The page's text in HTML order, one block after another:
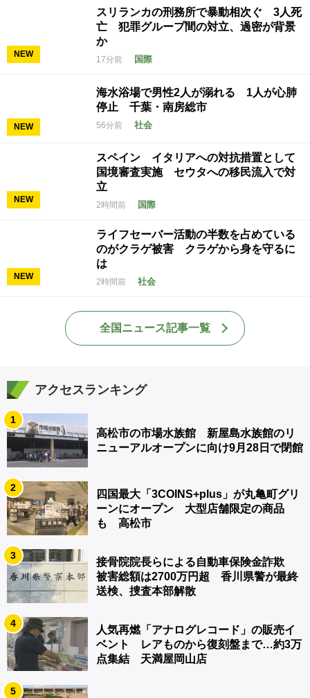
NEW
スリランカの刑務所で暴動相次ぐ 3人死
亡 犯罪グループ間の対立、過密が背景
か
17分前 国際
NEW
海水浴場で男性2人が溺れる 1人が心肺
停止 千葉・南房総市
56分前 社会
NEW
スペイン イタリアへの対抗措置として
国境審査実施 セウタへの移民流入で対
立
2時間前 国際
NEW
ライフセーバー活動の半数を占めている
のがクラゲ被害 クラゲから身を守るに
は
2時間前 社会
全国ニュース記事一覧
アクセスランキング
1
高松市の市場水族館 新屋島水族館のリ
ニューアルオープンに向け9月28日で閉館
2
四国最大「3COINS+plus」が丸亀町グリ
ーンにオープン 大型店舗限定の商品
も 高松市
3
接骨院院長らによる自動車保険金詐欺
被害総額は2700万円超 香川県警が最終
送検、捜査本部解散
4
人気再燃「アナログレコード」の販売イ
ベント レアものから復刻盤まで…約3万
点集結 天満屋岡山店
5